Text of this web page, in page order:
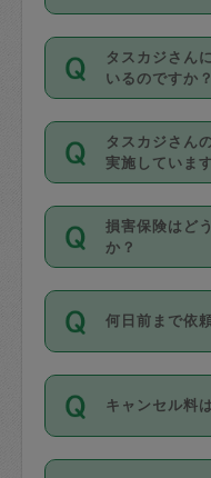
なお、タスカ
金のご請求と
動計算で表
（例：毎週
ンセルが有償
は２回以上の
・ＡＭ ９
・ＰＭ １３
・夜 １８
開始時間を２
能です。依
んにメッセー
い。ただし、
時間も被らな
掃除、整理
作り置きです
きる仕事の
する前にタ
確認してくだ
基本的に、
外での作業
タスカジさん
いるのですか？
主婦として
方、栄養士・
育園や学校
係の専門職に
すでにハウス
てお仕事を
社員など様々
登録していま
日本語も話
タスカジさん
実施していま
応募の際に
を行っていま
写真提出を
確認していま
ング動画を
現場トライア
ジさんが活
損害保険はど
か？
依頼者とタ
を通して成立
適用されま
です。作業中
をさせたり
何日前まで依
ご依頼は、
以降）の日時
す。
キャンセル料
キャンセル